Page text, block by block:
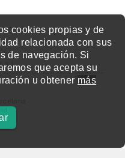
cookies propias y de
relacionada con sus
de navegación. Si
que acepta su
u obtener más
S.L.